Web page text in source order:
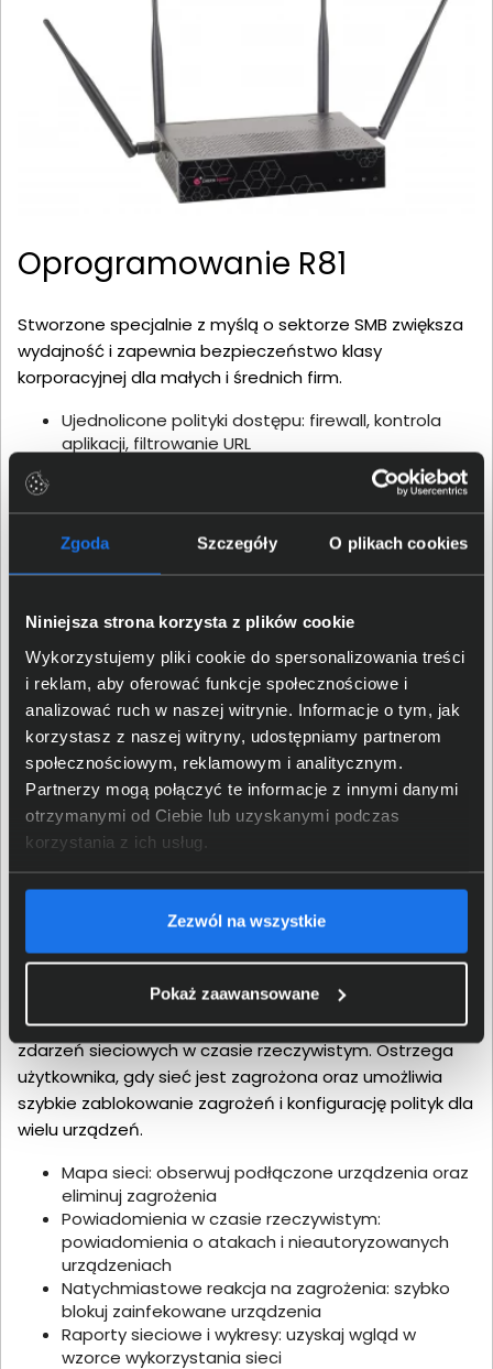
Zgoda Szczegóły O plikach cookies
Niniejsza strona korzysta z plików cookie
Wykorzystujemy pliki cookie do spersonalizowania treści
i reklam, aby oferować funkcje społecznościowe i
analizować ruch w naszej witrynie. Informacje o tym, jak
korzystasz z naszej witryny, udostępniamy partnerom
społecznościowym, reklamowym i analitycznym.
Partnerzy mogą połączyć te informacje z innymi danymi
otrzymanymi od Ciebie lub uzyskanymi podczas
korzystania z ich usług.
Zezwól na wszystkie
Pokaż zaawansowane
Oprogramowanie R81
Stworzone specjalnie z myślą o sektorze SMB zwiększa
wydajność i zapewnia bezpieczeństwo klasy
korporacyjnej dla małych i średnich firm.
Ujednolicone polityki dostępu: firewall, kontrola
aplikacji, filtrowanie URL
dynamicznych i czasowych
Wielordzeniowy procesor VPN i akceleracja VPN
Smart Accel - Zwiększenie wydajności aplikacji o
niskim ryzyku i dużej przepustowości o 30%.
Aplikacja do zarządzania
bezpieczeństwem
Intuicyjna aplikacja mobilna pozwala na monitorowanie
zdarzeń sieciowych w czasie rzeczywistym. Ostrzega
użytkownika, gdy sieć jest zagrożona oraz umożliwia
szybkie zablokowanie zagrożeń i konfigurację polityk dla
wielu urządzeń.
Mapa sieci: obserwuj podłączone urządzenia oraz
eliminuj zagrożenia
Powiadomienia w czasie rzeczywistym:
powiadomienia o atakach i nieautoryzowanych
urządzeniach
Natychmiastowe reakcja na zagrożenia: szybko
blokuj zainfekowane urządzenia
Raporty sieciowe i wykresy: uzyskaj wgląd w
wzorce wykorzystania sieci